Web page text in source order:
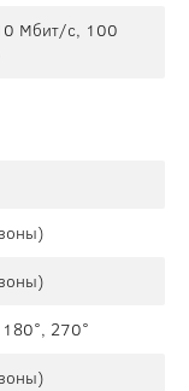
Мбит/с, 100
270°